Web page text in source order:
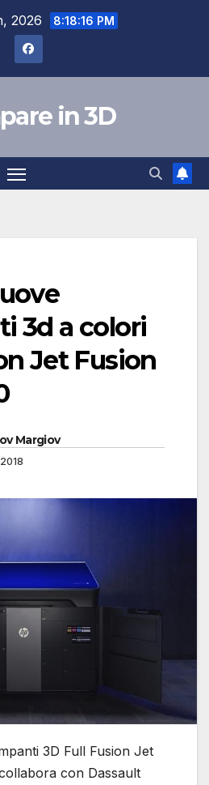
2026 8:18:16 PM
in 3D
3d a colori
Jet Fusion
Margiov
3D Full Fusion Jet
con Dassault